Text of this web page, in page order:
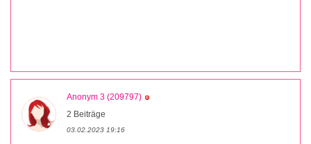
Anonym 3 (209797)
2 Beiträge
03.02.2023 19:16